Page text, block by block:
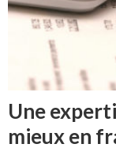
Une
mieux en